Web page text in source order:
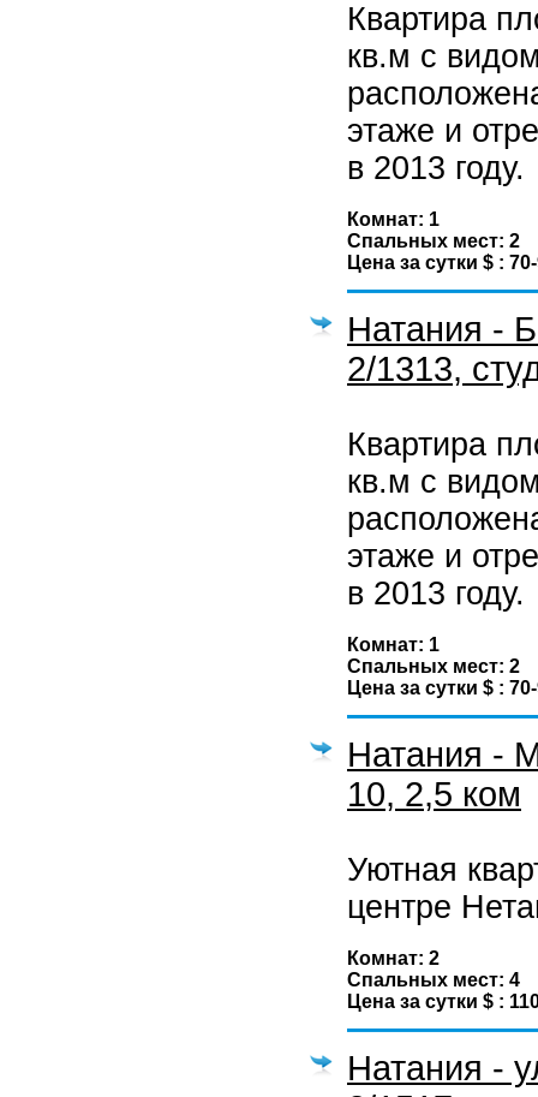
Квартира
кв.м с
этаже и
в 2013 году.
Комнат: 1
Спальных мест: 2
Цена за сутки $ :
Натания -
2/1313,
Квартира
кв.м с
этаже и
в 2013 году.
Комнат: 1
Спальных мест: 2
Цена за сутки $ :
Натания -
10, 2,5 ком
Уютная
центре
Комнат: 2
Спальных мест: 4
Цена за сутки $ :
Натания -